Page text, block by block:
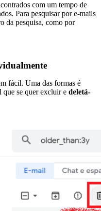
com um tempo de
Para pesquisar por e-mails
da pesquisa, como por
fácil. Uma das formas é
que se quer excluir e deletá-